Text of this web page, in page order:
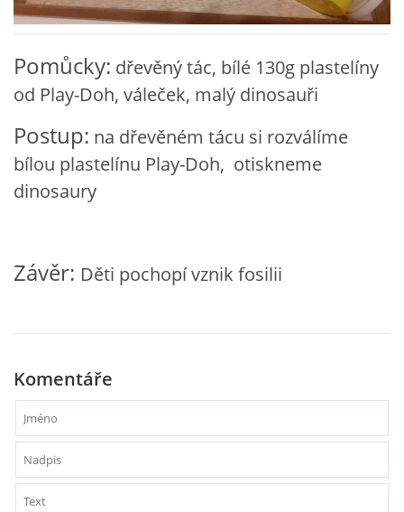
VZDĚLÁVACÍ BLOK ZÁŘÍ
VZDĚLÁVACÍ BLOK ŘÍJEN
VZDĚLÁVACÍ BLOK LISTOPAD
VZDĚLÁVACÍ BLOK PROSINEC
VZDĚLÁVACÍ BLOK DUBEN
VÝTVARNÉ TECHNIKY
Pomůcky: dřevěný tác, bílé 130g plastelíny
od Play-Doh, váleček, malý dinosauři
Postup: na dřevěném tácu si rozválíme
bílou plastelínu Play-Doh, otiskneme
dinosaury
Závěr: Děti pochopí vznik fosilii
Komentáře